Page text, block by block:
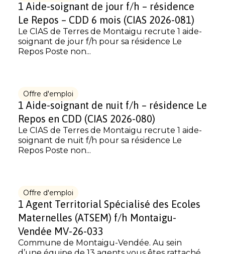
1 Aide-soignant de jour f/h – résidence
Le Repos – CDD 6 mois (CIAS 2026-081)
Le CIAS de Terres de Montaigu recrute 1 aide-
soignant de jour f/h pour sa résidence Le
Repos Poste non...
Offre d'emploi
1 Aide-soignant de nuit f/h – résidence Le
Repos en CDD (CIAS 2026-080)
Le CIAS de Terres de Montaigu recrute 1 aide-
soignant de nuit f/h pour sa résidence Le
Repos Poste non...
Offre d'emploi
1 Agent Territorial Spécialisé des Ecoles
Maternelles (ATSEM) f/h Montaigu-
Vendée MV-26-033
Commune de Montaigu-Vendée. Au sein